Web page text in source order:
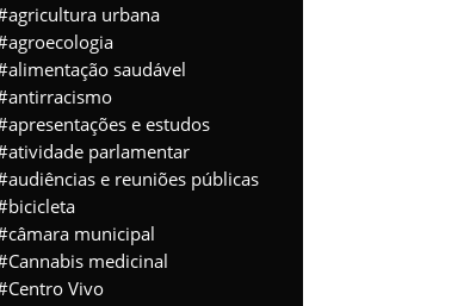
agricultura urbana
agroecologia
alimentação saudável
antirracismo
apresentações e estudos
atividade parlamentar
audiências e reuniões públicas
bicicleta
câmara municipal
Cannabis medicinal
Centro Vivo